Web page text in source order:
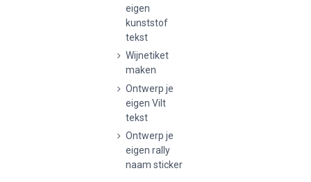
eigen
kunststof
tekst
Wijnetiket
maken
Ontwerp je
eigen Vilt
tekst
Ontwerp je
eigen rally
naam sticker